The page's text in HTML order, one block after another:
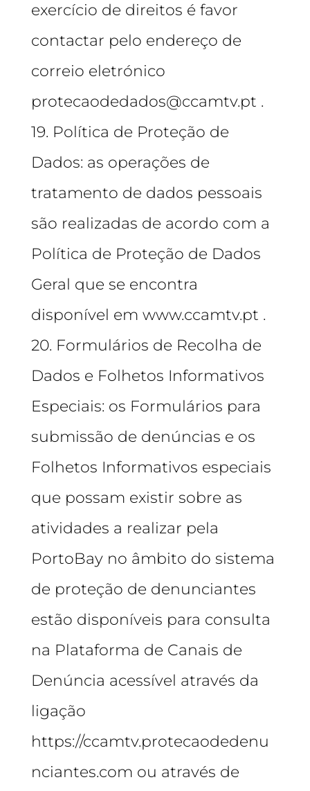
exercício de direitos é favor
contactar pelo endereço de
correio eletrónico
protecaodedados@ccamtv.pt .
19. Política de Proteção de
Dados: as operações de
tratamento de dados pessoais
são realizadas de acordo com a
Política de Proteção de Dados
Geral que se encontra
disponível em www.ccamtv.pt .
20. Formulários de Recolha de
Dados e Folhetos Informativos
Especiais: os Formulários para
submissão de denúncias e os
Folhetos Informativos especiais
que possam existir sobre as
atividades a realizar pela
PortoBay no âmbito do sistema
de proteção de denunciantes
estão disponíveis para consulta
na Plataforma de Canais de
Denúncia acessível através da
ligação
https://ccamtv.protecaodedenu
nciantes.com ou através de